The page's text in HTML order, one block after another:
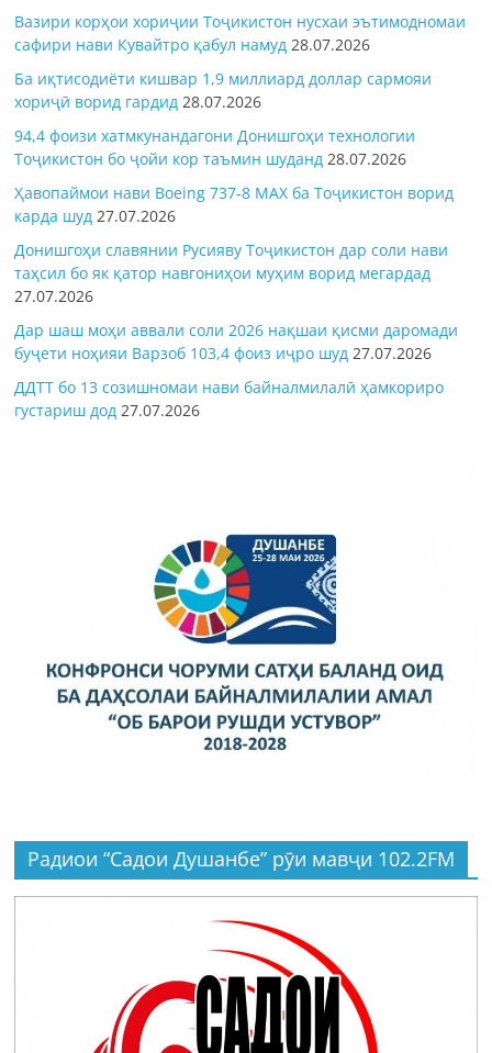
Вазири корҳои хориҷии Тоҷикистон нусхаи эътимодномаи
сафири нави Кувайтро қабул намуд 28.07.2026
Ба иқтисодиёти кишвар 1,9 миллиард доллар сармояи
хориҷӣ ворид гардид 28.07.2026
94,4 фоизи хатмкунандагони Донишгоҳи технологии
Тоҷикистон бо ҷойи кор таъмин шуданд 28.07.2026
Ҳавопаймои нави Boeing 737-8 MAX ба Тоҷикистон ворид
карда шуд 27.07.2026
Донишгоҳи славянии Русияву Тоҷикистон дар соли нави
таҳсил бо як қатор навгониҳои муҳим ворид мегардад
27.07.2026
Дар шаш моҳи аввали соли 2026 нақшаи қисми даромади
буҷети ноҳияи Варзоб 103,4 фоиз иҷро шуд 27.07.2026
ДДТТ бо 13 созишномаи нави байналмилалӣ ҳамкориро
густариш дод 27.07.2026
Радиои “Садои Душанбе” рӯи мавҷи 102.2FM